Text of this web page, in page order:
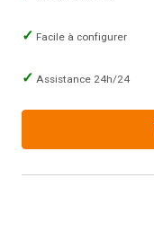
Facile à configurer
Assistance 24h/24